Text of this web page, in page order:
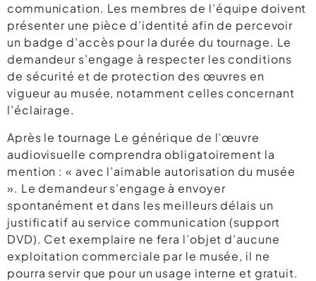
communication. Les membres de l’équipe doivent
présenter une pièce d’identité afin de percevoir
un badge d’accès pour la durée du tournage. Le
demandeur s’engage à respecter les conditions
de sécurité et de protection des œuvres en
vigueur au musée, notamment celles concernant
l’éclairage.
Après le tournage Le générique de l’œuvre
audiovisuelle comprendra obligatoirement la
mention : « avec l’aimable autorisation du musée
». Le demandeur s’engage à envoyer
spontanément et dans les meilleurs délais un
justificatif au service communication (support
DVD). Cet exemplaire ne fera l’objet d’aucune
exploitation commerciale par le musée, il ne
pourra servir que pour un usage interne et gratuit.